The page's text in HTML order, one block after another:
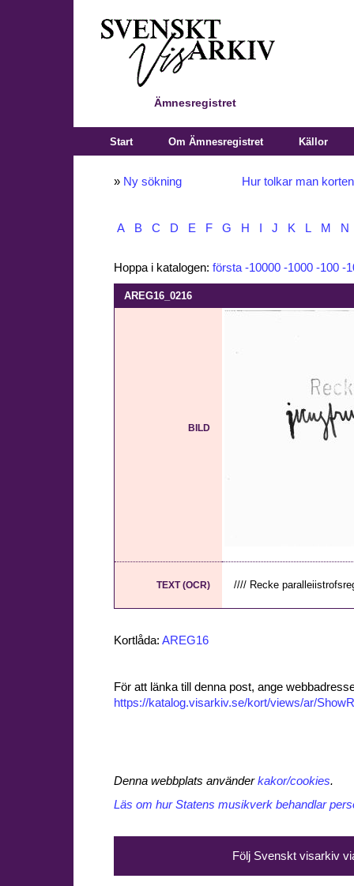
Ämnesregistret
Start Om Ämnesregistret Källor
» Ny sökning Hur tolkar man
A B C D E F G H J K L M N
Hoppa i katalogen: första -10000 -1000 -100 -
AREG16_0216
BILD
TEXT (OCR) //// Recke
Kortlåda: AREG16
För att länka till denna post, ange
https://katalog.visarkiv.se/kort/views/ar/
Denna webbplats använderkakor/cookies.
Läs om hur Statens musikverk behandlar
Följ Svenskt visarkiv